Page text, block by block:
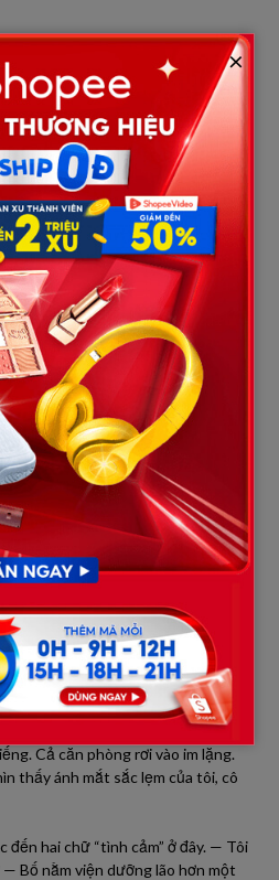
của mình và mẹ, đủ 500 triệu,
ập đến…………………………………………
bão lớn bất ngờ đổ bộ vào thành
bệnh viện nghe như tiếng gào
bên giường bệnh, nắm chặt bàn
đang thiếp đi sau khi dùng thuốc
gương mặt đã bớt đi vẻ u sầu.
bệnh bật mở. Tuấn bước vào, quần
và nước hoa. Theo sau anh ta là
nát cuộc hôn nhân của tôi. Cô ta
lập hoàn toàn với không khí u ám
bố nhưng tôi đứng bật dậy, chặn
giọng.
— Cô hay thật đấy, Lan. Cô định
thiên hạ, để chứng minh tôi là
ra số tiền đó? Hay lại đi cặp kè với
Cả căn phòng rơi vào im lặng.
thấy ánh mắt sắc lẹm của tôi, cô
hai chữ “tình cảm” ở đây. — Tôi
Bố nằm viện dưỡng lão hơn một
×